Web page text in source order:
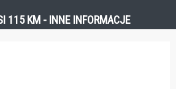
115 KM - INNE INFORMACJE